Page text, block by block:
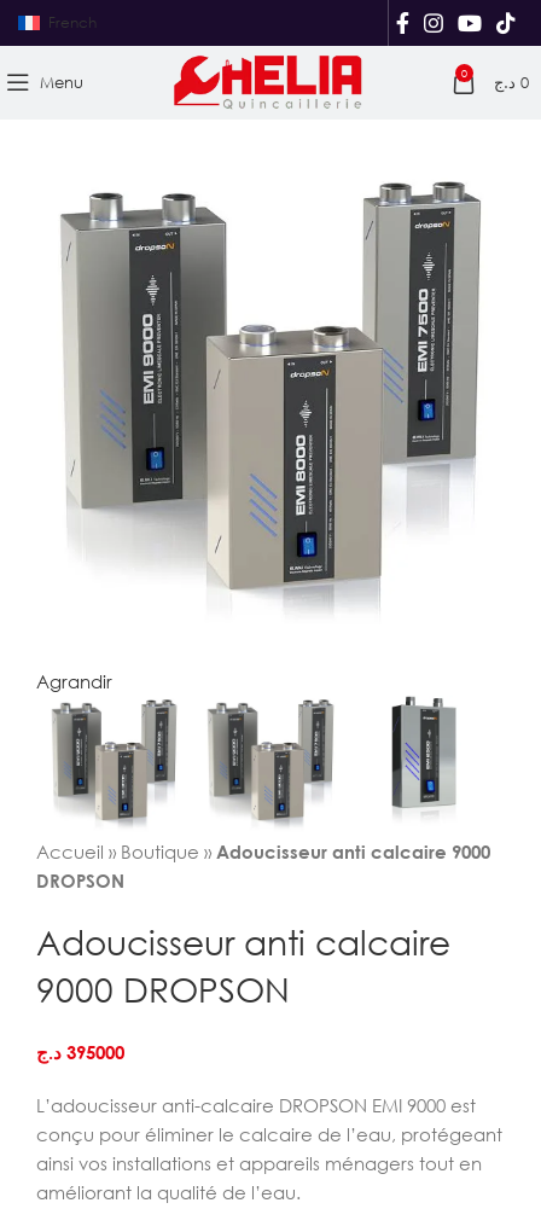
French
Menu 0 0 د.ج
Agrandir
Accueil » Boutique » Adoucisseur anti calcaire 9000
DROPSON
Adoucisseur anti calcaire
9000 DROPSON
395000 د.ج
L’adoucisseur anti-calcaire DROPSON EMI 9000 est
conçu pour éliminer le calcaire de l’eau, protégeant
ainsi vos installations et appareils ménagers tout en
améliorant la qualité de l’eau.